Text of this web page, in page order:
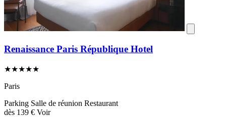
Renaissance Paris République Hotel
★★★★★
Paris
Parking Salle de réunion Restaurant
dès 139 € Voir